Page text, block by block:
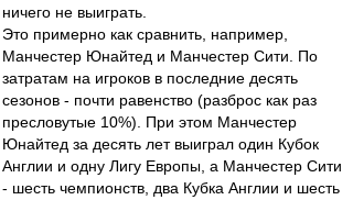
ничего не выиграть.
Это примерно как сравнить, например,
Манчестер Юнайтед и Манчестер Сити. По
затратам на игроков в последние десять
сезонов - почти равенство (разброс как раз
пресловутые 10%). При этом Манчестер
Юнайтед за десять лет выиграл один Кубок
Англии и одну Лигу Европы, а Манчестер Сити
- шесть чемпионств, два Кубка Англии и шесть